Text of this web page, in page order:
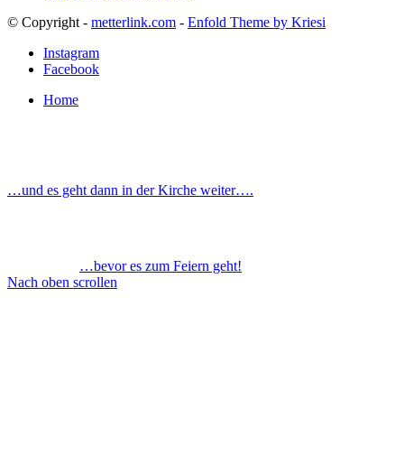
© Copyright - metterlink.com - Enfold Theme by Kriesi
Instagram
Facebook
Home
…und es geht dann in der Kirche weiter….
…bevor es zum Feiern geht!
Nach oben scrollen